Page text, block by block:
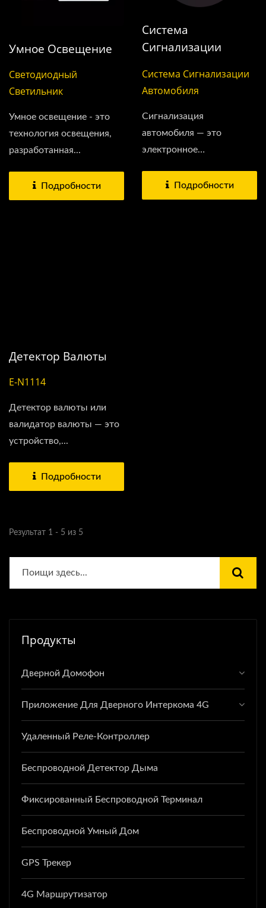
Умное Освещение
Светодиодный
Светильник
Умное освещение - это
технология освещения,
разработанная...
Подробности
Система
Сигнализации
Система Сигнализации
Автомобиля
Сигнализация
автомобиля — это
электронное
Подробности
Детектор Валюты
E-N1114
Детектор валюты или
валидатор валюты — это
устройство,...
Подробности
Результат 1 - 5 из 5
Продукты
Дверной Домофон
Приложение Для Дверного Интеркома 4G
Удаленный Реле-Контроллер
Беспроводной Детектор Дыма
Фиксированный Беспроводной Терминал
Беспроводной Умный Дом
GPS Трекер
4G Маршрутизатор